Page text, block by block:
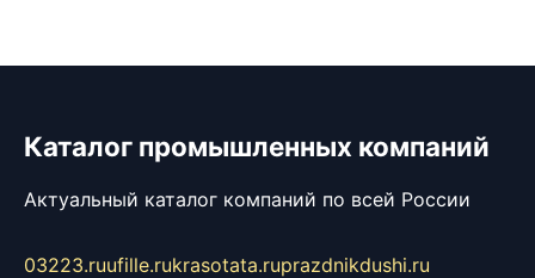
Каталог промышленных компаний
Актуальный каталог компаний по всей России
03223.ruufille.rukrasotata.ruprazdnikdushi.ru